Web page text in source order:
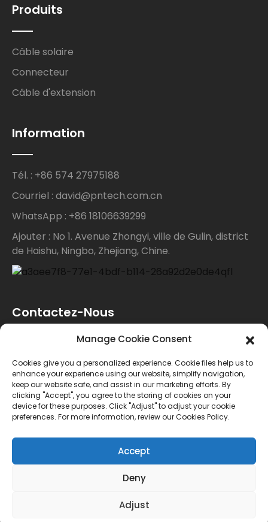
Produits
Câble solaire
Connecteur
Câble d'extension
Information
Tél. : +86 574 27975188
Courriel : david@pntech.com.cn
WhatsApp : +86 18106639299
Ajouter : No 1. Avenue Zhongyi, ville de Gulin, district
de Haishu, Ningbo, Zhejiang, Chine.
Contactez-Nous
produits ou notre liste de prix, veuillez nous laisser
votre e-mail et nous vous contacterons dans les 24
heures.
ENQUÊTE
© Copyright - 2010-2024 : Tous droits réservés.
MEILLEUR BLOG
Manage Cookie Consent
Cookies give you a personalized experience. Cookie files help us to
enhance your experience using our website, simplify navigation,
keep our website safe, and assist in our marketing efforts. By
clicking "Accept", you agree to the storing of cookies on your
device for these purposes. Click "Adjust" to adjust your cookie
preferences. For more information, review our Cookies Policy.
Accept
Deny
Adjust